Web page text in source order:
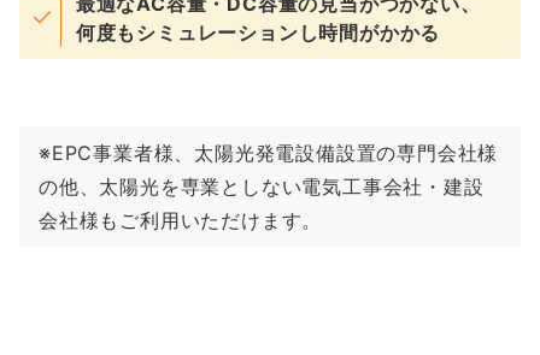
何度もシミュレーションし時間がかかる
※EPC事業者様、太陽光発電設備設置の専門会社様
の他、太陽光を専業としない電気⼯事会社・建設
会社様もご利用いただけます。